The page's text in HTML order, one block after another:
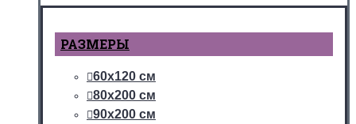
РАЗМЕРЫ
60х120 см
80х200 см
90х200 см